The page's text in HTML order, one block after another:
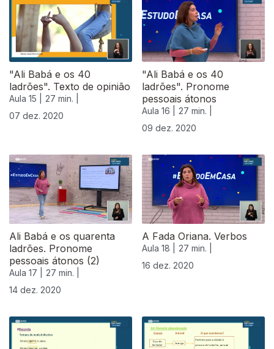
"Ali Babá e os 40
ladrões". Texto de opinião
Aula 15 |
27 min. |
07 dez. 2020
"Ali Babá e os 40
ladrões". Pronome
pessoais átonos
Aula 16 |
27 min. |
09 dez. 2020
Ali Babá e os quarenta
ladrões. Pronome
pessoais átonos (2)
Aula 17 |
27 min. |
14 dez. 2020
A Fada Oriana. Verbos
Aula 18 |
27 min. |
16 dez. 2020